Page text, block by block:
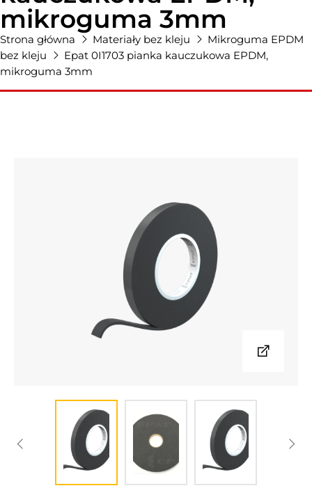
mikroguma 3mm
Strona główna Materiały bez kleju
Mikroguma EPDM
bez kleju
Epat 0I1703 pianka kauczukowa EPDM,
mikroguma 3mm